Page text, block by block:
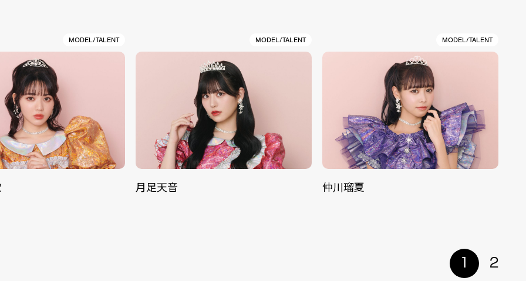
MODEL/TALENT MODEL/TALENT
月足天音
MODEL/TALENT
仲川瑠夏
1 2